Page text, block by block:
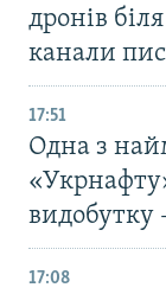
дронів
канали
17:51
Одна з
видобутку
17:08